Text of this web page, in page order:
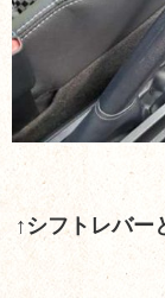
↑シフトレバー